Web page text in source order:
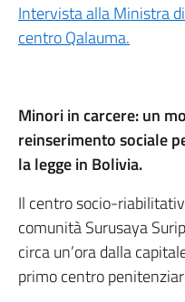
Intervista alla Ministra
centro Qalauma.
Minori in carcere: un
reinserimento sociale
la legge in Bolivia.
Il centro socio-
comunità Surusaya
circa un’ora dalla
primo centro